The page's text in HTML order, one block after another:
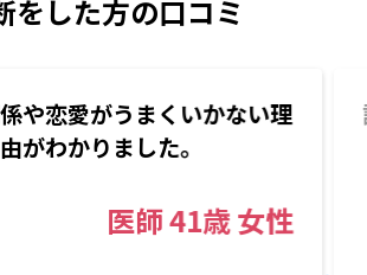
をした方の口コミ
や恋愛がうまくいかない理
由がわかりました。
医師41歳女性